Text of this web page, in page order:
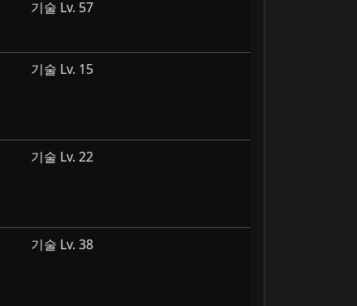
기술 Lv. 57
기술 Lv. 15
기술 Lv. 22
기술 Lv. 38